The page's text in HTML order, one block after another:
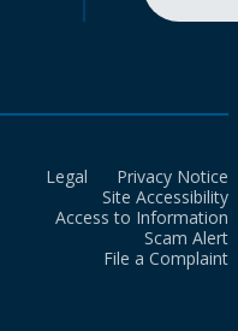
Legal
Privacy Notice
Site Accessibility
Access to Information
Scam Alert
File a Complaint